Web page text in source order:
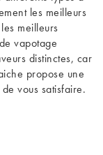
les meilleurs
meilleurs
vapotage
distinctes, car
propose une
vous satisfaire.